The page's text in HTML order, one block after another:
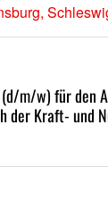
m/w) für den
der Kraft- und